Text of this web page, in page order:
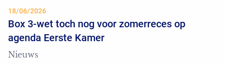
18/06/2026
Box 3-wet toch nog voor zomerreces op
agenda Eerste Kamer
Nieuws